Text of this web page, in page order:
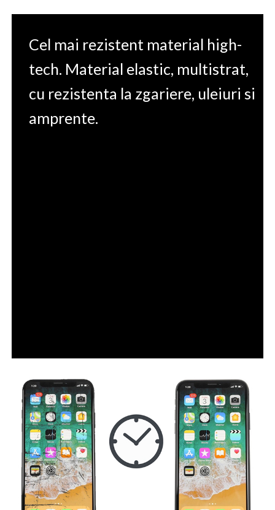
Cel mai rezistent material high-
tech. Material elastic, multistrat,
cu rezistenta la zgariere, uleiuri si
amprente.